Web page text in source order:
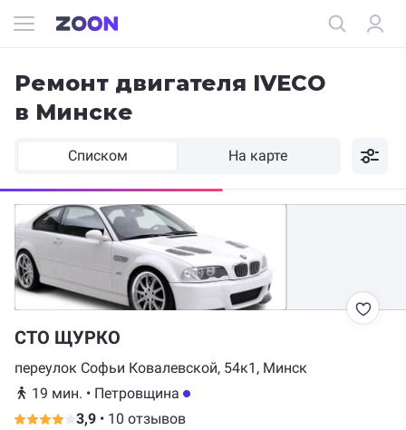
Ремонт двигателя IVECO
в Минске
Списком На карте
СТО ЩУРКО
переулок Софьи Ковалевской, 54к1, Минск
19 мин. • Петровщина
3,9 • 10 отзывов